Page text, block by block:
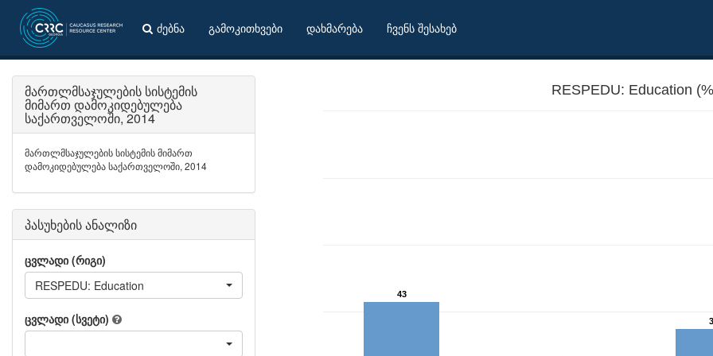
ძებნა გამოკითხვები დახმარება ჩვენს შესახებ
RESPEDU: Education
43
მართლმსაჯულების სისტემის
მიმართ დამოკიდებულება
საქართველოში, 2014
მართლმსაჯულების სისტემის მიმართ
დამოკიდებულება საქართველოში, 2014
პასუხების ანალიზი
ცვლადი (რიგი)
RESPEDU: Education
ცვლადი (სვეტი)